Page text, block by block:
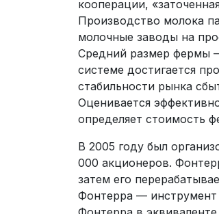
кооперации,
Производство молока
молочные заводы на
Средний размер фермы
системе достигается
стабильности рынка
Оценивается
определяет стоимость
В 2005 году был
000 акционеров.
затем его
Фонтерра — инструмент